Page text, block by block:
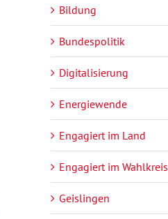
Bildung
Bundespolitik
Digitalisierung
Energiewende
Engagiert im Land
Engagiert im Wahlkreis
Geislingen